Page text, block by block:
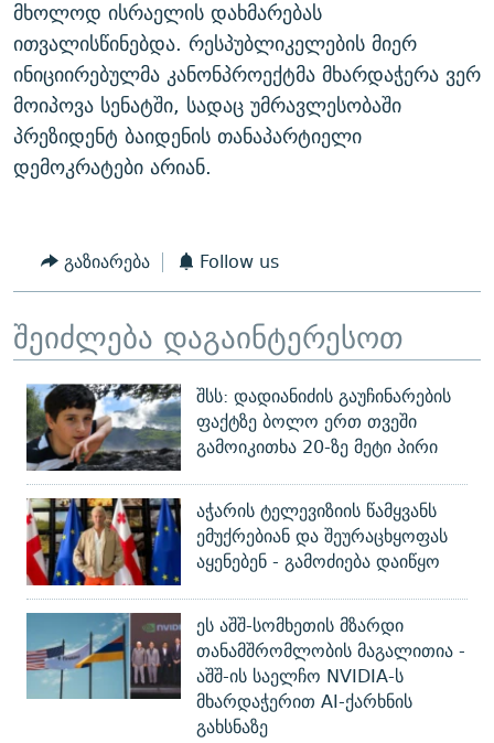
მხოლოდ ისრაელის დახმარებას
ითვალისწინებდა. რესპუბლიკელების მიერ
ინიციირებულმა კანონპროექტმა მხარდაჭერა ვერ
მოიპოვა სენატში, სადაც უმრავლესობაში
პრეზიდენტ ბაიდენის თანაპარტიელი
დემოკრატები არიან.
გაზიარება Follow us
შეიძლება დაგაინტერესოთ
შსს: დადიანიძის გაუჩინარების
ფაქტზე ბოლო ერთ თვეში
გამოიკითხა 20-ზე მეტი პირი
აჭარის ტელევიზიის წამყვანს
ემუქრებიან და შეურაცხყოფას
აყენებენ - გამოძიება დაიწყო
ეს აშშ-სომხეთის მზარდი
თანამშრომლობის მაგალითია -
აშშ-ის საელჩო NVIDIA-ს
მხარდაჭერით AI-ქარხნის
გახსნაზე